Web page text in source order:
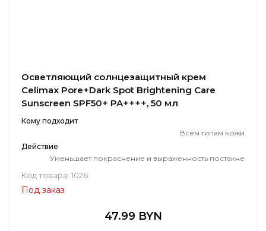
Осветляющий солнцезащитный крем
Celimax Pore+Dark Spot Brightening Care
Sunscreen SPF50+ PA++++, 50 мл
Кому подходит
Всем типам кожи
Действие
Уменьшает покраснение и выраженность постакне
Код товара: 1026
Под заказ
47.99 BYN